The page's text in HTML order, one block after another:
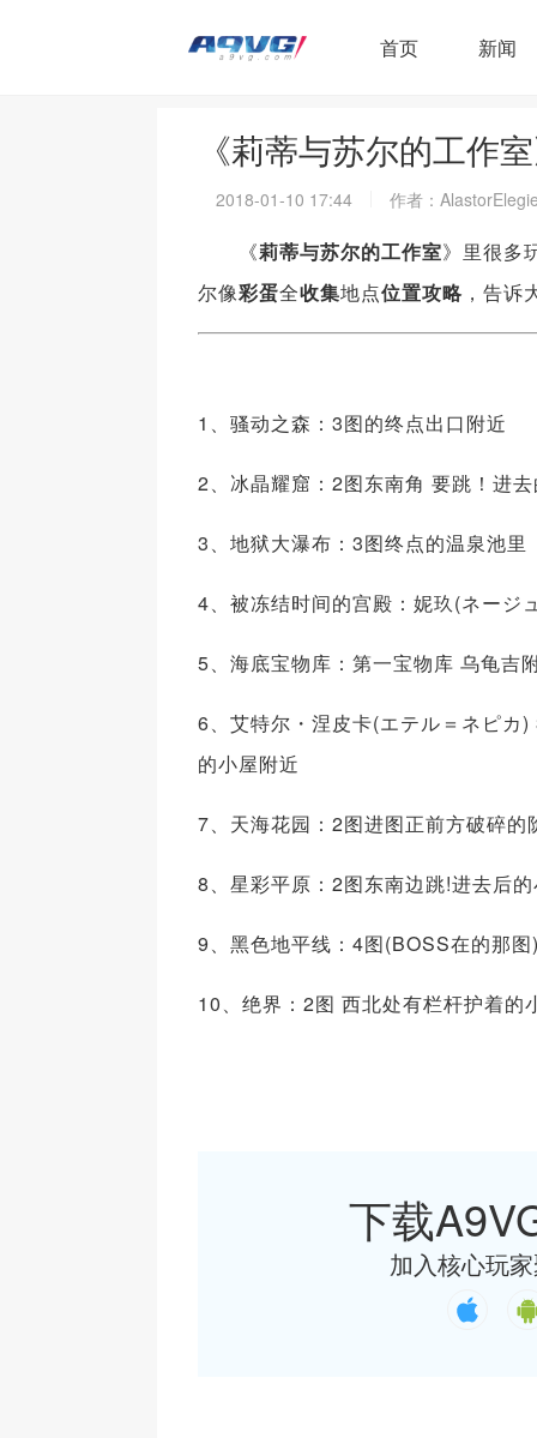
首页 新闻
《莉蒂与苏尔的工作
2018-01-10 17:44 作者：
《莉蒂与苏尔的工作室》里很多
尔像彩蛋全收集地点位置攻略，告诉
1、骚动之森：3图的终点出口附近
2、冰晶耀窟：2图东南角 要跳！进
3、地狱大瀑布：3图终点的温泉池里
4、被冻结时间的宫殿：妮玖(ネージ
5、海底宝物库：第一宝物库 乌龟吉
6、艾特尔・涅皮卡(エテル＝ネピカ
的小屋附近
7、天海花园：2图进图正前方破碎
8、星彩平原：2图东南边跳!进去后
9、黑色地平线：4图(BOSS在的那
10、绝界：2图 西北处有栏杆护着的
下载
加入核心玩